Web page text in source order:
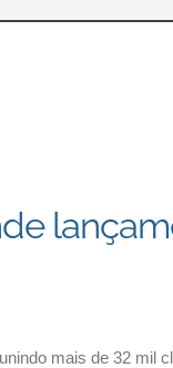
mais de 32 mil